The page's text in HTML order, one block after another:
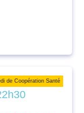
de Coopération Santé